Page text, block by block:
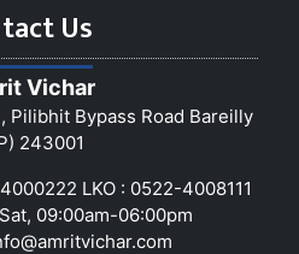
Us
Vichar
Pilibhit Bypass Road Bareilly
243001
LKO : 0522-4008111
09:00am-06:00pm